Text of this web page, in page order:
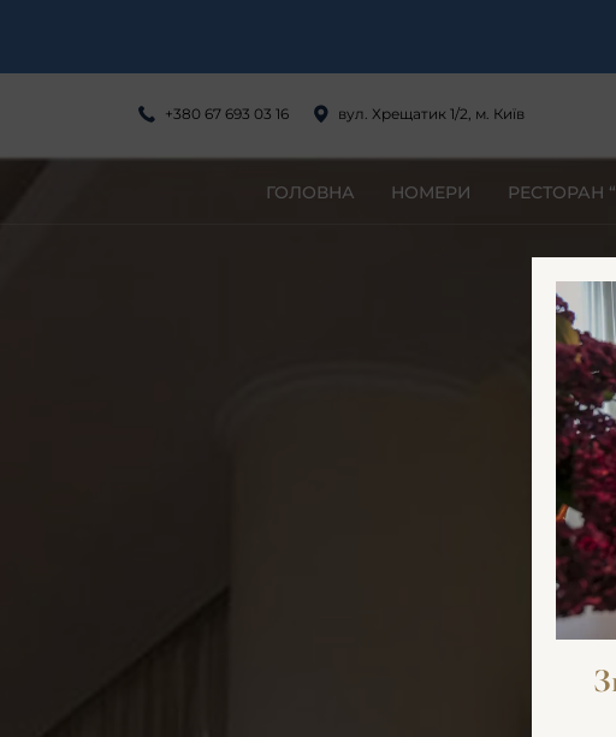
+380 67 693 03 16 вул. Хрещатик 1/2, м. Київ
ГОЛОВНА НОМЕРИ РЕСТОРАН